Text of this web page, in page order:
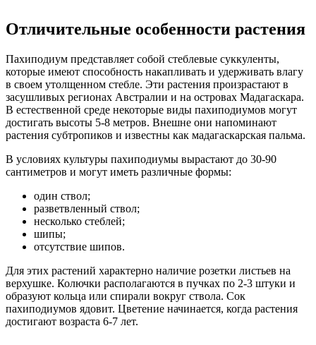
Отличительные особенности растения
Пахиподиум представляет собой стеблевые суккуленты,
которые имеют способность накапливать и удерживать влагу
в своем утолщенном стебле. Эти растения произрастают в
засушливых регионах Австралии и на островах Мадагаскара.
В естественной среде некоторые виды пахиподиумов могут
достигать высоты 5-8 метров. Внешне они напоминают
растения субтропиков и известны как мадагаскарская пальма.
В условиях культуры пахиподиумы вырастают до 30-90
сантиметров и могут иметь различные формы:
один ствол;
разветвленный ствол;
несколько стеблей;
шипы;
отсутствие шипов.
Для этих растений характерно наличие розетки листьев на
верхушке. Колючки располагаются в пучках по 2-3 штуки и
образуют кольца или спирали вокруг ствола. Сок
пахиподиумов ядовит. Цветение начинается, когда растения
достигают возраста 6-7 лет.